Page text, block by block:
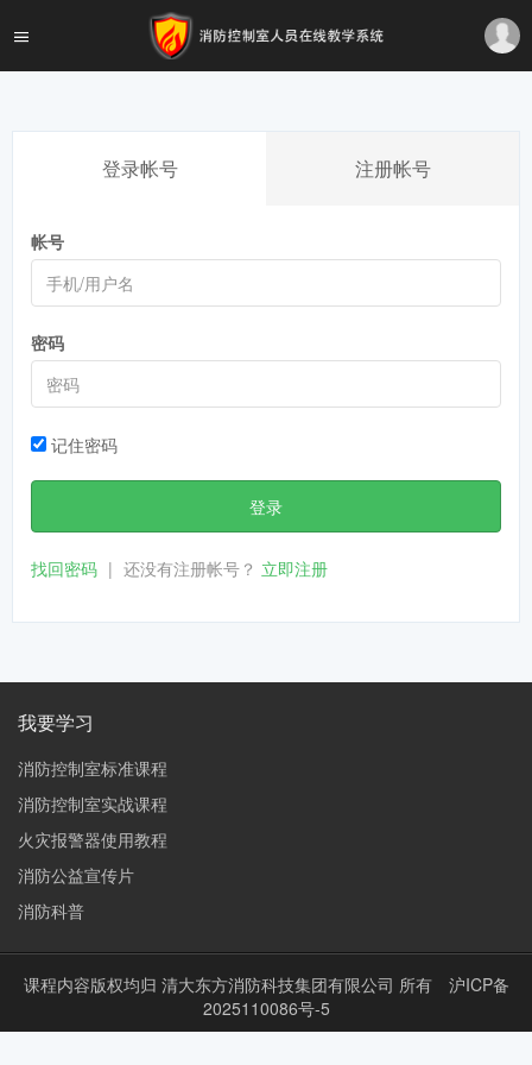
登录帐号 注册帐号
帐号
密码
记住密码
登录
找回密码 | 还没有注册帐号？ 立即注册
我要学习
消防控制室标准课程
消防控制室实战课程
火灾报警器使用教程
消防公益宣传片
消防科普
课程内容版权均归 清大东方消防科技集团有限公司 所有
沪ICP备
2025110086号-5